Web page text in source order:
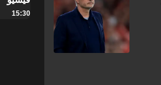
15:30